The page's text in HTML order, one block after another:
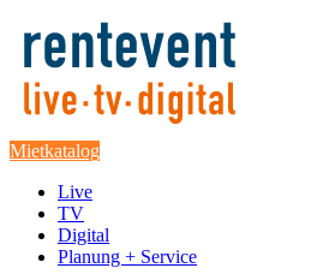
Mietkatalog
Live
TV
Digital
Planung + Service